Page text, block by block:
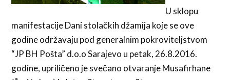
U sklopu
manifestacije Dani stolačkih džamija koje se ove
godine održavaju pod generalnim pokroviteljstvom
“JP BH Pošta” d.o.o Sarajevo u petak, 26.8.2016.
godine, upriličeno je svečano otvaranje Musafirhane